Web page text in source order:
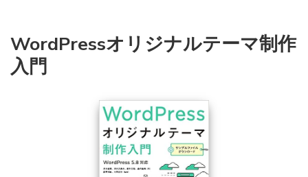
WordPressオリジナルテーマ制作
入門